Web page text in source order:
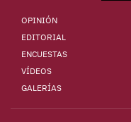
OPINIÓN
EDITORIAL
ENCUESTAS
VÍDEOS
GALERÍAS